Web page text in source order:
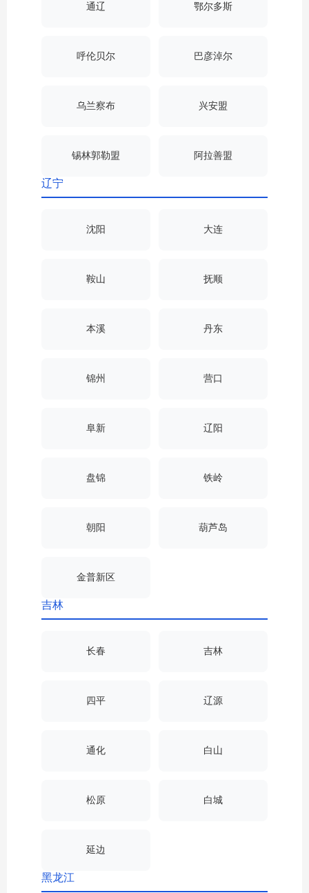
通辽 鄂尔多斯
呼伦贝尔 巴彦淖尔
乌兰察布 兴安盟
锡林郭勒盟 阿拉善盟
辽宁
沈阳 大连
鞍山 抚顺
本溪 丹东
锦州 营口
阜新 辽阳
盘锦 铁岭
朝阳 葫芦岛
金普新区
吉林
长春 吉林
四平 辽源
通化 白山
松原 白城
延边
黑龙江